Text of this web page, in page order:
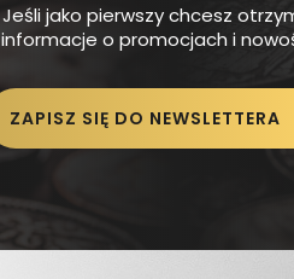
Jeśli jako pierwszy chcesz
informacje o promocjach i
ZAPISZ SIĘ DO NEWSLETTERA